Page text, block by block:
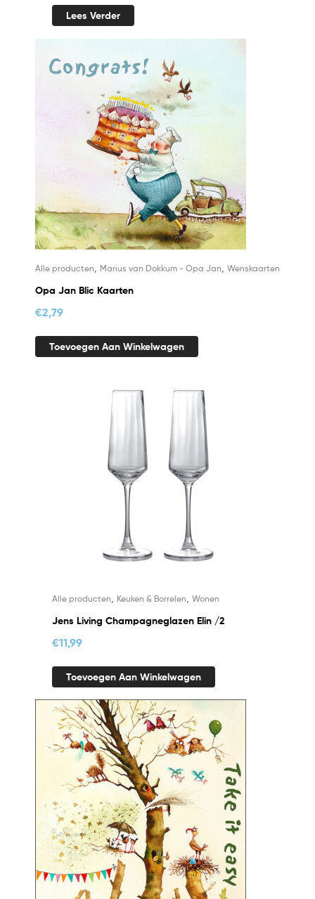
Lees Verder
Alle producten Marius van Dokkum - Opa Jan Wenskaarten
Opa Jan Blic Kaarten
€2,79
Toevoegen Aan Winkelwagen
Alle producten Keuken & Borrelen Wonen
Jens Living Champagneglazen Elin /2
€11,99
Toevoegen Aan Winkelwagen